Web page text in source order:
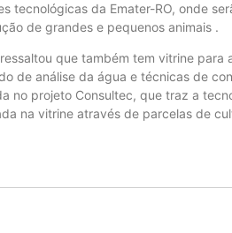
tecnológicas da Emater-RO, onde
de grandes e pequenos animais .
que também tem vitrine para
de análise da água e técnicas de
no projeto Consultec, que traz a
na vitrine através de parcelas de